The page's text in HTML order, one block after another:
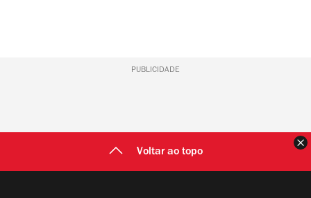
PUBLICIDADE
Voltar ao topo